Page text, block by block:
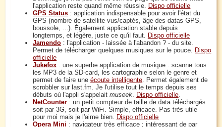
l'application reste quand même réussie. Dispo officielle
GPS Status : application indispensable pour avoir l'état du
GPS (nombre de satellite vus/captés, âge des datas GPS,
boussole, ...). Également application stable depuis
longtemps, et légère, juste ce qu'il faut. Dispo officielle
Jamendo : l'application - laissée à l'abandon ? - du site.
Permet de télécharger quelques musiques sur le pouce. Dispo
officielle
Jukefox : une superbe application de musique : scanne tous
les MP3 de la SD-card, les cartographie selon le genre et
permet de faire uneécoute intelligente. Permet également de
scrobbler sur last.fm. Je l'utilise tout le temps depuis ses
débuts où l'appli s'appelaitmuseek. Dispo officielle.
NetCounter : un petit compteur de taille de data téléchargés
soit par 3G, soit par WiFi. Simple, efficace. Pas très utile
pour moi mais je l'aime bien. Dispo officielle
Opera Mini : navigateur très efficace ; intéressant de par